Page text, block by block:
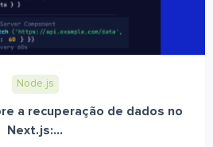
Node.js
a recuperação de dados no
Next.js:...